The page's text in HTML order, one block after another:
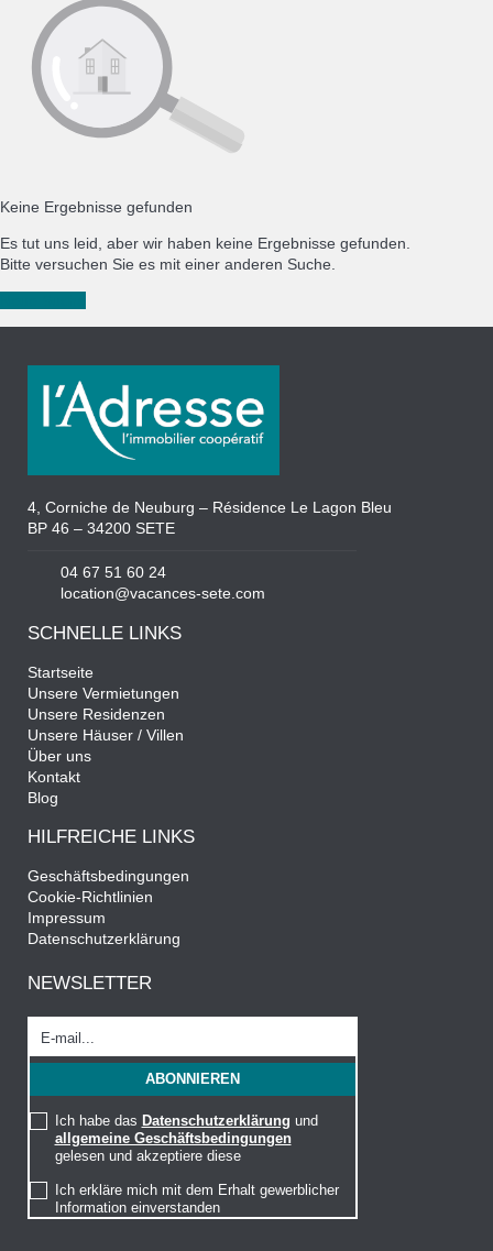
Keine Ergebnisse gefunden
Es tut uns leid, aber wir haben keine Ergebnisse gefunden.
Bitte versuchen Sie es mit einer anderen Suche.
4, Corniche de Neuburg – Résidence Le Lagon Bleu
BP 46 – 34200 SETE
04 67 51 60 24
location@vacances-sete.com
SCHNELLE LINKS
Startseite
Unsere Vermietungen
Unsere Residenzen
Unsere Häuser / Villen
Über uns
Kontakt
Blog
HILFREICHE LINKS
Geschäftsbedingungen
Cookie-Richtlinien
Impressum
Datenschutzerklärung
NEWSLETTER
Ich habe das Datenschutzerklärung und
allgemeine Geschäftsbedingungen
gelesen und akzeptiere diese
Ich erkläre mich mit dem Erhalt gewerblicher
Information einverstanden